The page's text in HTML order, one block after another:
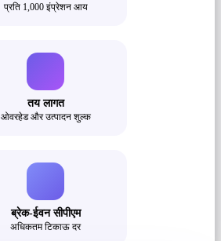
प्रति 1,000 इंप्रेशन आय
तय लागत
ओवरहेड और उत्पादन शुल्क
ब्रेक-ईवन सीपीएम
अधिकतम टिकाऊ दर